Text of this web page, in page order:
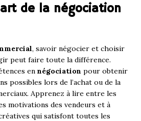
de la négociation
, savoir négocier et choisir
peut faire toute la différence.
en négociation pour obtenir
possibles lors de l’achat ou de la
Apprenez à lire entre les
motivations des vendeurs et à
qui satisfont toutes les